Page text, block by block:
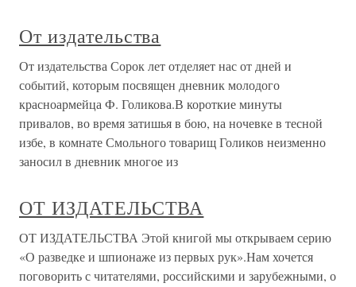
От издательства
От издательства Сорок лет отделяет нас от дней и
событий, которым посвящен дневник молодого
красноармейца Ф. Голикова.В короткие минуты
привалов, во время затишья в бою, на ночевке в тесной
избе, в комнате Смольного товарищ Голиков неизменно
заносил в дневник многое из
ОТ ИЗДАТЕЛЬСТВА
ОТ ИЗДАТЕЛЬСТВА Этой книгой мы открываем серию
«О разведке и шпионаже из первых рук».Нам хочется
поговорить с читателями, российскими и зарубежными, о